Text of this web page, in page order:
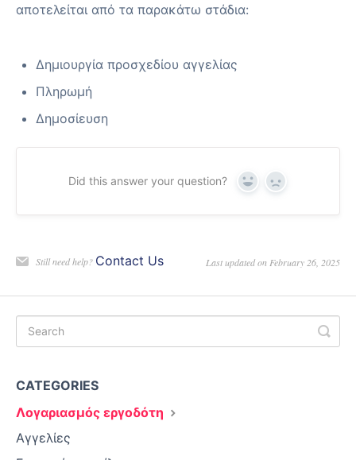
αποτελείται από τα παρακάτω στάδια:
Δημιουργία προσχεδίου αγγελίας
Πληρωμή
Δημοσίευση
Did this answer your question? Yes No
Still need help? Contact Us Last updated on February 26, 2025
CATEGORIES
Λογαριασμός εργοδότη
Αγγελίες